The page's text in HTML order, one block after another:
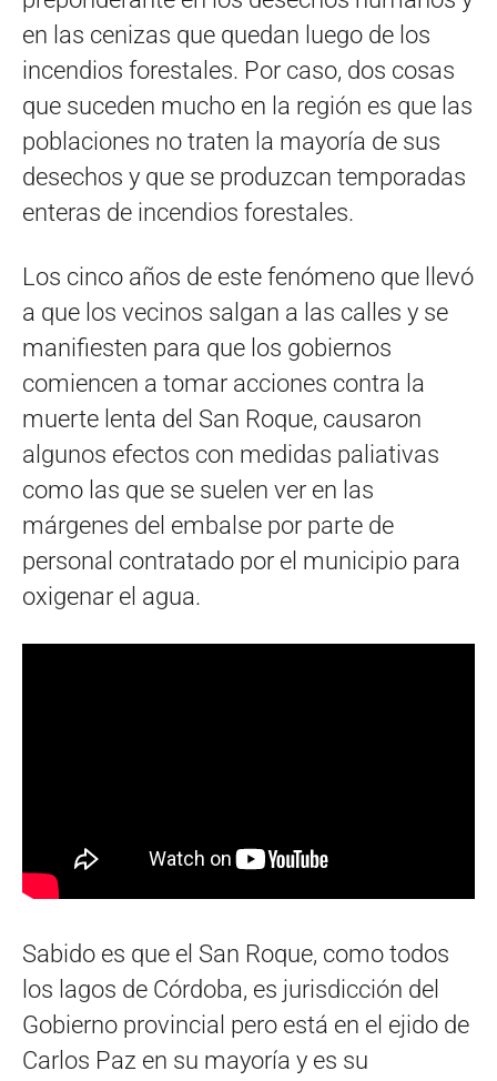
en las cenizas que quedan luego de los
incendios forestales. Por caso, dos cosas
que suceden mucho en la región es que las
poblaciones no traten la mayoría de sus
desechos y que se produzcan temporadas
enteras de incendios forestales.
Los cinco años de este fenómeno que llevó
a que los vecinos salgan a las calles y se
manifiesten para que los gobiernos
comiencen a tomar acciones contra la
muerte lenta del San Roque, causaron
algunos efectos con medidas paliativas
como las que se suelen ver en las
márgenes del embalse por parte de
personal contratado por el municipio para
oxigenar el agua.
Sabido es que el San Roque, como todos
los lagos de Córdoba, es jurisdicción del
Gobierno provincial pero está en el ejido de
Carlos Paz en su mayoría y es su